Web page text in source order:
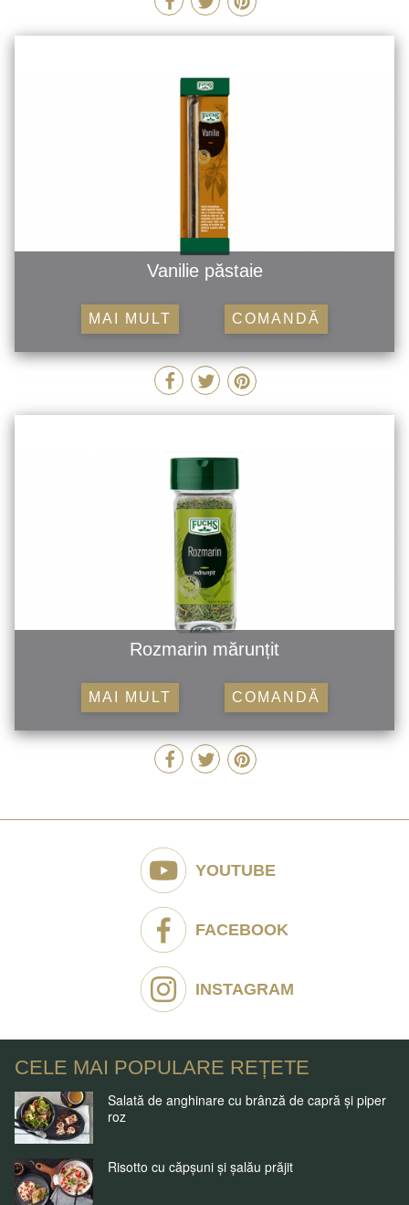
Vanilie păstaie
MAI MULT COMANDĂ
Rozmarin mărunțit
MAI MULT COMANDĂ
YOUTUBE
FACEBOOK
INSTAGRAM
CELE MAI POPULARE REȚETE
Salată de anghinare cu brânză de capră și piper
roz
Risotto cu căpșuni și șalău prăjit